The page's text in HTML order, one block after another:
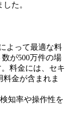
た。
よって最適な料
が500万件の場
料金には、セキ
料金が含まれま
知率や操作性を